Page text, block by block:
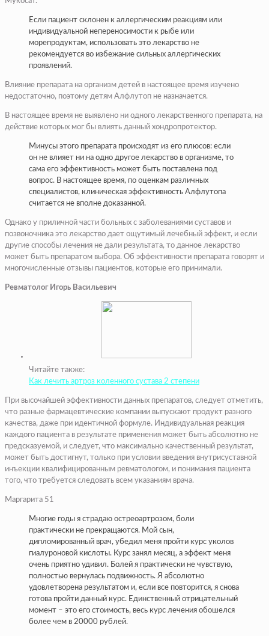
Если пациент склонен к аллергическим реакциям или
индивидуальной непереносимости к рыбе или
морепродуктам, использовать это лекарство не
рекомендуется во избежание сильных аллергических
проявлений.
Влияние препарата на организм детей в настоящее время изучено
недостаточно, поэтому детям Алфлутоп не назначается.
В настоящее время не выявлено ни одного лекарственного препарата, на
действие которых мог бы влиять данный хондропротектор.
Минусы этого препарата происходят из его плюсов: если
он не влияет ни на одно другое лекарство в организме, то
сама его эффективность может быть поставлена под
вопрос. В настоящее время, по оценкам различных
специалистов, клиническая эффективность Алфлутопа
считается не вполне доказанной.
Однако у приличной части больных с заболеваниями суставов и
позвоночника это лекарство дает ощутимый лечебный эффект, и если
другие способы лечения не дали результата, то данное лекарство
может быть препаратом выбора. Об эффективности препарата говорят и
многочисленные отзывы пациентов, которые его принимали.
Ревматолог Игорь Васильевич
Читайте также:
Как лечить артроз коленного сустава 2 степени
При высочайшей эффективности данных препаратов, следует отметить,
что разные фармацевтические компании выпускают продукт разного
качества, даже при идентичной формуле. Индивидуальная реакция
каждого пациента в результате применения может быть абсолютно не
предсказуемой, и следует, что максимально качественный результат,
может быть достигнут, только при условии введения внутрисуставной
инъекции квалифицированным ревматологом, и понимания пациента
того, что требуется следовать всем указаниям врача.
Маргарита 51
Многие годы я страдаю остреоартрозом, боли
практически не прекращаются. Мой сын,
дипломированный врач, убедил меня пройти курс уколов
гиалуроновой кислоты. Курс занял месяц, а эффект меня
очень приятно удивил. Болей я практически не чувствую,
полностью вернулась подвижность. Я абсолютно
удовлетворена результатом и, если все повторится, я снова
готова пройти данный курс. Единственный отрицательный
момент – это его стоимость, весь курс лечения обошелся
более чем в 20000 рублей.